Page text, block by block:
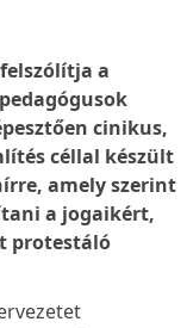
a
cinikus,
céllal készült
amely szerint
a jogaikért,
protestáló